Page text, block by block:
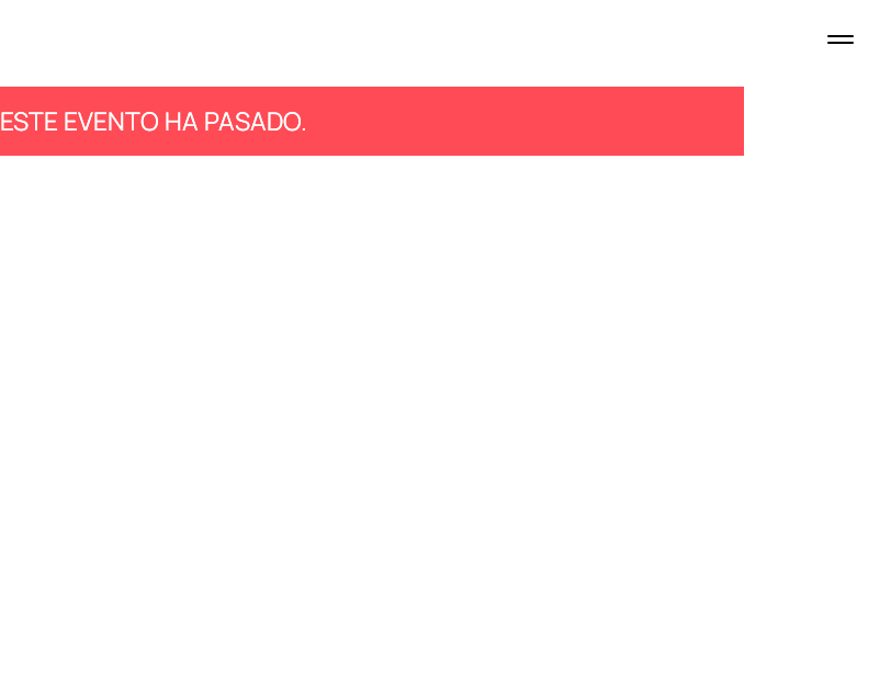
ESTE EVENTO HA PASADO.